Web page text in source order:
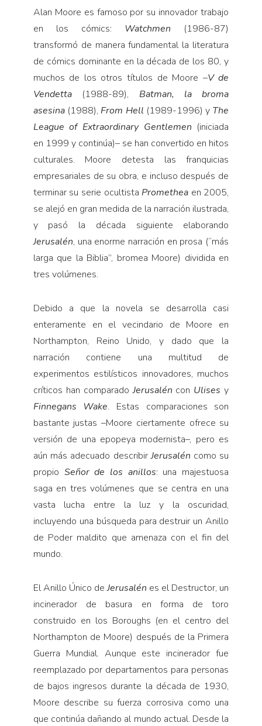
Voces y lecturas
Alan Moore es famoso por su innovador trabajo
en los cómics: Watchmen (1986-87)
transformó de manera fundamental la literatura
de cómics dominante en la década de los 80, y
muchos de los otros títulos de Moore –V de
Vendetta(1988-89), Batman, la broma
asesina(1988), From Hell (1989-1996) y The
League of Extraordinary Gentlemen (iniciada
en 1999 y continúa)– se han convertido en hitos
culturales. Moore detesta las franquicias
empresariales de su obra, e incluso después de
terminar su serie ocultista Promethea en 2005,
se alejó en gran medida de la narración ilustrada,
y pasó la década siguiente elaborando
Jerusalén, una enorme narración en prosa (“más
larga que la Biblia”, bromea Moore) dividida en
tres volúmenes.
Debido a que la novela se desarrolla casi
enteramente en el vecindario de Moore en
Northampton, Reino Unido, y dado que la
narración contiene una multitud de
experimentos estilísticos innovadores, muchos
críticos han comparadoJerusalén con Ulises y
Finnegans Wake. Estas comparaciones son
bastante justas –Moore ciertamente ofrece su
versión de una epopeya modernista–, pero es
aún más adecuado describirJerusalén como su
propio Señor de los anillos: una majestuosa
saga en tres volúmenes que se centra en una
vasta lucha entre la luz y la oscuridad,
incluyendo una búsqueda para destruir un Anillo
de Poder maldito que amenaza con el fin del
mundo.
El Anillo Único deJerusalén es el Destructor, un
incinerador de basura en forma de toro
construido en los Boroughs (en el centro del
Northampton de Moore) después de la Primera
Guerra Mundial. Aunque este incinerador fue
reemplazado por departamentos para personas
de bajos ingresos durante la década de 1930,
Moore describe su fuerza corrosiva como una
que continúa dañando al mundo actual. Desde la